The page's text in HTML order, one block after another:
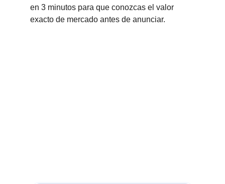
en 3 minutos para que conozcas el valor
exacto de mercado antes de anunciar.